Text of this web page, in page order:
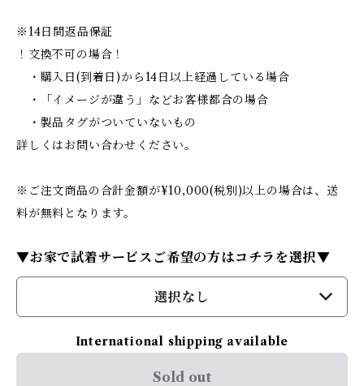
※14日間返品保証
！交換不可の場合！
・購入日(到着日)から14日以上経過している場合
・「イメージが違う」などお客様都合の場合
・製品タグがついていないもの
詳しくはお問い合わせください。
※ご注文商品の合計金額が¥10,000(税別)以上の場合は、送
料が無料となります。
▼お家で試着サービスご希望の方はコチラを選択▼
選択なし
International shipping available
Sold out